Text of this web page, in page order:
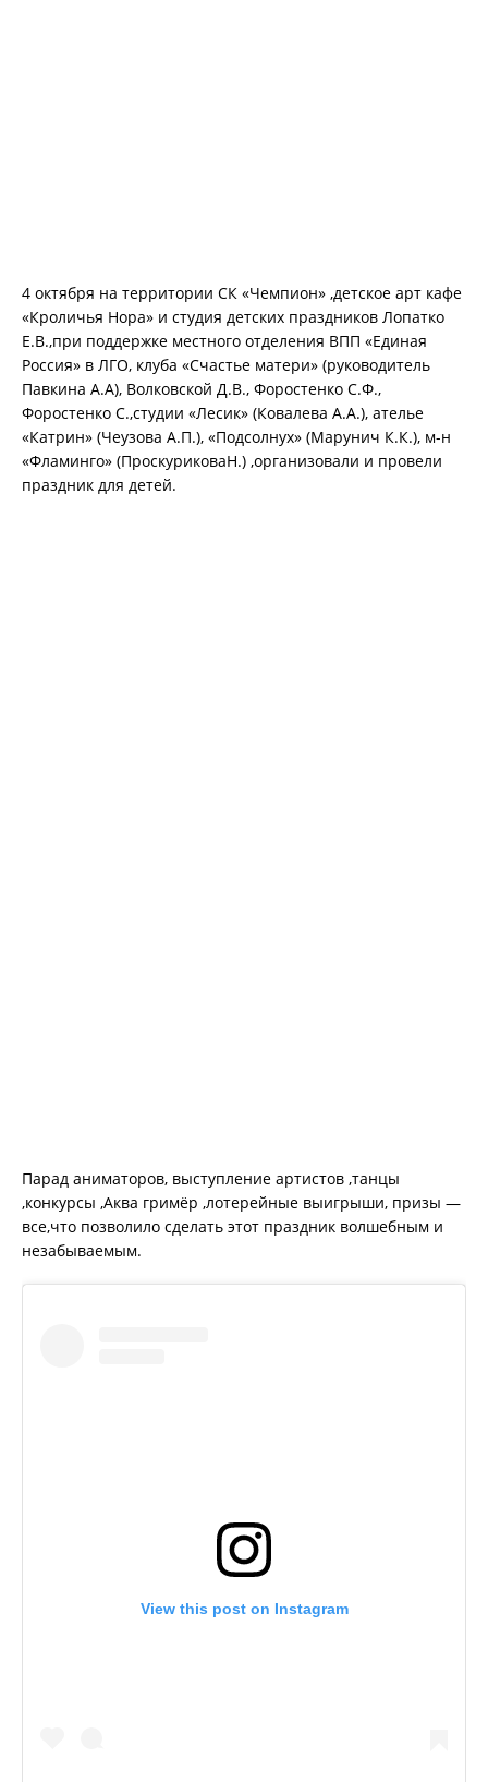
4 октября на территории СК «Чемпион» ,детское арт кафе
«Кроличья Нора» и студия детских праздников Лопатко
Е.В.,при поддержке местного отделения ВПП «Единая
Россия» в ЛГО, клуба «Счастье матери» (руководитель
Павкина А.А), Волковской Д.В., Форостенко С.Ф.,
Форостенко С.,студии «Лесик» (Ковалева А.А.), ателье
«Катрин» (Чеузова А.П.), «Подсолнух» (Марунич К.К.), м-н
«Фламинго» (ПроскуриковаН.) ,организовали и провели
праздник для детей.
Парад аниматоров, выступление артистов ,танцы
,конкурсы ,Аква гримёр ,лотерейные выигрыши, призы —
все,что позволило сделать этот праздник волшебным и
незабываемым.
View this post on Instagram